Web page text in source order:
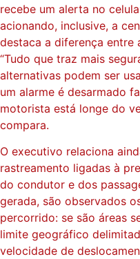
recebe um alerta no
acionando, inclusive, a
destaca a diferença entre
“Tudo que traz mais
alternativas podem ser
um alarme é desarmado
motorista está longe do
compara.
O executivo relaciona
rastreamento ligadas à
do condutor e dos
gerada, são observados
percorrido: se são áreas
limite geográfico
velocidade de